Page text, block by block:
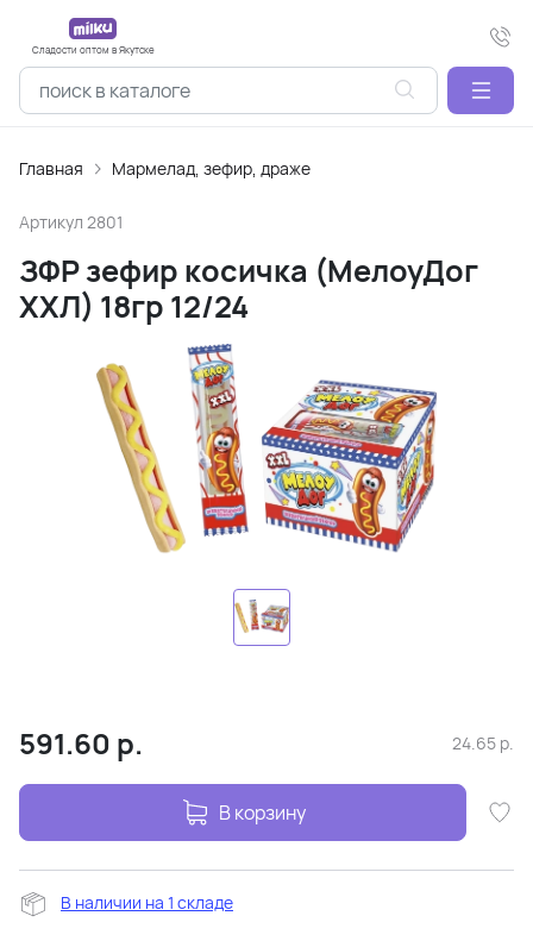
Сладости оптом в Якутске
Главная Мармелад, зефир, драже
Артикул 2801
ЗФР зефир косичка (МелоуДог
ХХЛ) 18гр 12/24
591.60 р. 24.65 р.
В корзину
В наличии на 1 складе